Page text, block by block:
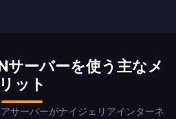
ーバーを使う主なメ
リット
サーバーがナイジェリアインターネ